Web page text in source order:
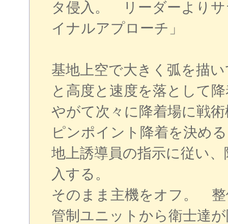
タ侵入。 リーダーよりサ
イナルアプローチ」
基地上空で大きく弧を描
と高度と速度を落として
やがて次々に降着場に戦
ピンポイント降着を決め
地上誘導員の指示に従い
入する。
そのまま主機をオフ。 整
管制ユニットから衛士達